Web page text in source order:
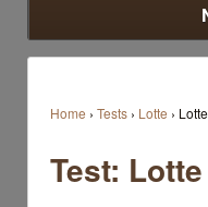
Home › Tests › Lotte ›
Test: